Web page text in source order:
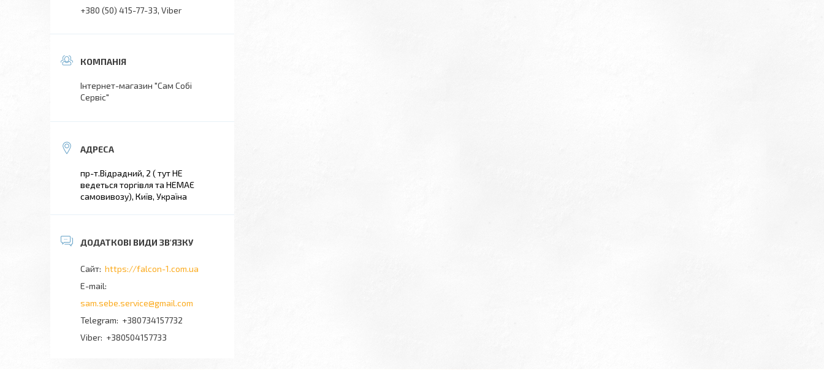
+380 (50) 415-77-33 Viber
Інтернет-магазин "Сам Собі
Сервіс"
пр-т.Відрадний, 2 ( тут НЕ
ведеться торгівля та НЕМАЄ
самовивозу), Київ, Україна
https://falcon-1.com.ua
sam.sebe.service@gmail.com
+380734157732
+380504157733